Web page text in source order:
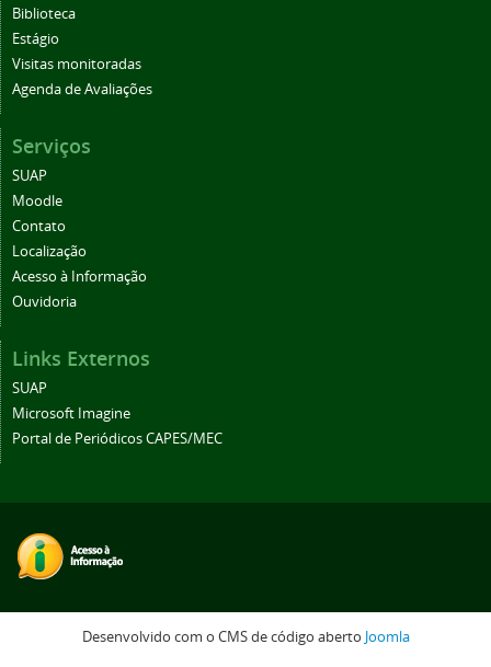
Biblioteca
Estágio
Visitas monitoradas
Agenda de Avaliações
Serviços
SUAP
Moodle
Contato
Localização
Acesso à Informação
Ouvidoria
Links Externos
SUAP
Microsoft Imagine
Portal de Periódicos CAPES/MEC
Desenvolvido com o CMS de código aberto Joomla